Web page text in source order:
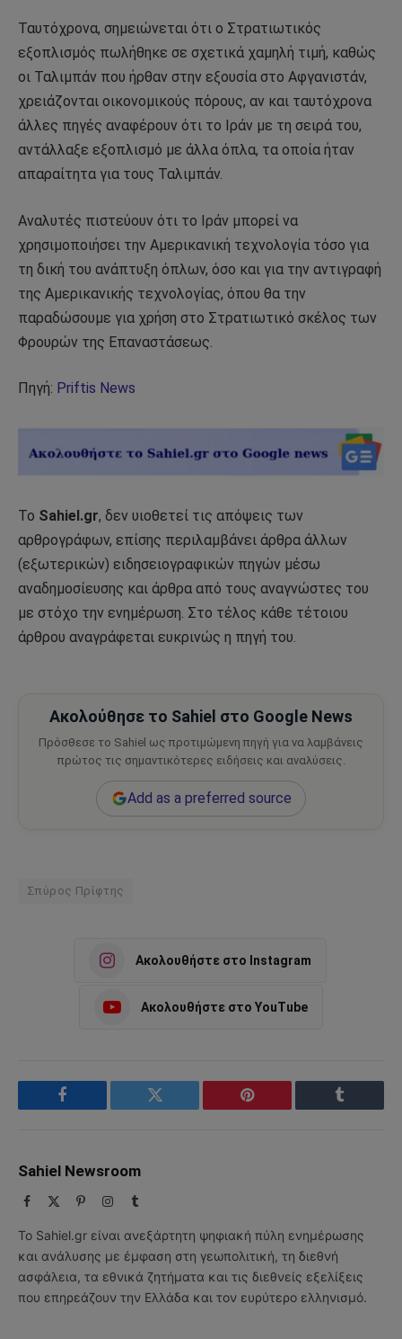
Ταυτόχρονα, σημειώνεται ότι ο Στρατιωτικός
εξοπλισμός πωλήθηκε σε σχετικά χαμηλή τιμή, καθώς
οι Ταλιμπάν που ήρθαν στην εξουσία στο Αφγανιστάν,
χρειάζονται οικονομικούς πόρους, αν και ταυτόχρονα
άλλες πηγές αναφέρουν ότι το Ιράν με τη σειρά του,
αντάλλαξε εξοπλισμό με άλλα όπλα, τα οποία ήταν
απαραίτητα για τους Ταλιμπάν.
Αναλυτές πιστεύουν ότι το Ιράν μπορεί να
χρησιμοποιήσει την Αμερικανική τεχνολογία τόσο για
τη δική του ανάπτυξη όπλων, όσο και για την αντιγραφή
της Αμερικανικής τεχνολογίας, όπου θα την
παραδώσουμε για χρήση στο Στρατιωτικό σκέλος των
Φρουρών της Επαναστάσεως.
Πηγή: Priftis News
Το Sahiel.gr, δεν υιοθετεί τις απόψεις των
αρθρογράφων, επίσης περιλαμβάνει άρθρα άλλων
(εξωτερικών) ειδησειογραφικών πηγών μέσω
αναδημοσίευσης και άρθρα από τους αναγνώστες του
με στόχο την ενημέρωση. Στο τέλος κάθε τέτοιου
άρθρου αναγράφεται ευκρινώς η πηγή του.
Ακολούθησε το Sahiel στο Google News
Πρόσθεσε το Sahiel ως προτιμώμενη πηγή για να λαμβάνεις
πρώτος τις σημαντικότερες ειδήσεις και αναλύσεις.
Add as a preferred source
Σπύρος Πρίφτης
Ακολουθήστε στο Instagram
Ακολουθήστε στο YouTube
Facebook Twitter Pinterest Tumblr
Sahiel Newsroom
Facebook PinterestInstagram
Tumblr
Το Sahiel.gr είναι ανεξάρτητη ψηφιακή πύλη ενημέρωσης
και ανάλυσης με έμφαση στη γεωπολιτική, τη διεθνή
ασφάλεια, τα εθνικά ζητήματα και τις διεθνείς εξελίξεις
που επηρεάζουν την Ελλάδα και τον ευρύτερο ελληνισμό.